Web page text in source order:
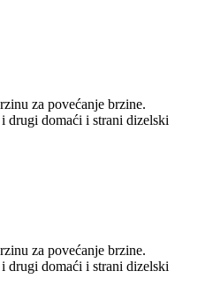
za povećanje brzine.
drugi domaći i strani dizelski
za povećanje brzine.
drugi domaći i strani dizelski